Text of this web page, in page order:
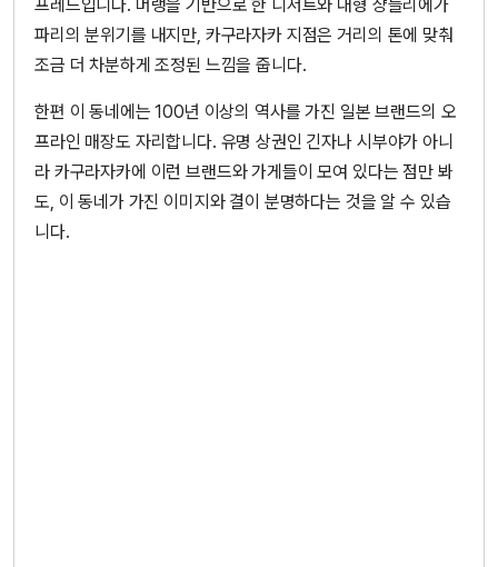
프레드입니다. 머랭을 기반으로 한 디저트와 대형 샹들리에가
파리의 분위기를 내지만, 카구라자카 지점은 거리의 톤에 맞춰
조금 더 차분하게 조정된 느낌을 줍니다.
한편 이 동네에는 100년 이상의 역사를 가진 일본 브랜드의 오
프라인 매장도 자리합니다. 유명 상권인 긴자나 시부야가 아니
라 카구라자카에 이런 브랜드와 가게들이 모여 있다는 점만 봐
도, 이 동네가 가진 이미지와 결이 분명하다는 것을 알 수 있습
니다.